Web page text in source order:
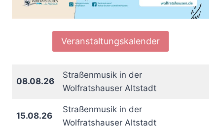
Veranstaltungskalender
08.08.26
Straßenmusik in der
Wolfratshauser Altstadt
15.08.26
Straßenmusik in der
Wolfratshauser Altstadt